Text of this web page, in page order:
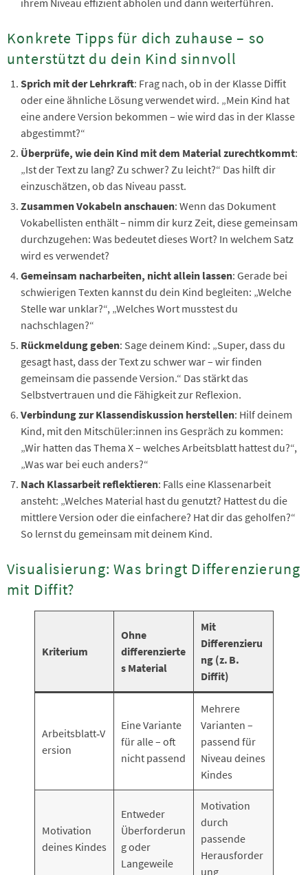
ihrem Niveau effizient abholen und dann weiterführen.
Konkrete Tipps für dich zuhause – so
unterstützt du dein Kind sinnvoll
Sprich mit der Lehrkraft: Frag nach, ob in der Klasse Diffit
oder eine ähnliche Lösung verwendet wird. „Mein Kind hat
eine andere Version bekommen – wie wird das in der Klasse
abgestimmt?“
Überprüfe, wie dein Kind mit dem Material zurechtkommt:
„Ist der Text zu lang? Zu schwer? Zu leicht?“ Das hilft dir
einzuschätzen, ob das Niveau passt.
Zusammen Vokabeln anschauen: Wenn das Dokument
Vokabellisten enthält – nimm dir kurz Zeit, diese gemeinsam
durchzugehen: Was bedeutet dieses Wort? In welchem Satz
wird es verwendet?
Gemeinsam nacharbeiten, nicht allein lassen: Gerade bei
schwierigen Texten kannst du dein Kind begleiten: „Welche
Stelle war unklar?“, „Welches Wort musstest du
nachschlagen?“
Rückmeldung geben: Sage deinem Kind: „Super, dass du
gesagt hast, dass der Text zu schwer war – wir finden
gemeinsam die passende Version.“ Das stärkt das
Selbstvertrauen und die Fähigkeit zur Reflexion.
Verbindung zur Klassendiskussion herstellen: Hilf deinem
Kind, mit den Mitschüler:innen ins Gespräch zu kommen:
„Wir hatten das Thema X – welches Arbeitsblatt hattest du?“,
„Was war bei euch anders?“
Nach Klassarbeit reflektieren: Falls eine Klassenarbeit
ansteht: „Welches Material hast du genutzt? Hattest du die
mittlere Version oder die einfachere? Hat dir das geholfen?“
So lernst du gemeinsam mit deinem Kind.
Visualisierung: Was bringt Differenzierung
mit Diffit?
Kriterium
Ohne
differenzierte
s Material
Mit
Differenzieru
ng (z. B.
Diffit)
Arbeitsblatt‑V
ersion
Eine Variante
für alle – oft
nicht passend
Mehrere
Varianten –
passend für
Niveau deines
Kindes
Motivation
deines Kindes
Entweder
Überforderun
g oder
Langeweile
Motivation
durch
passende
Herausforder
ung